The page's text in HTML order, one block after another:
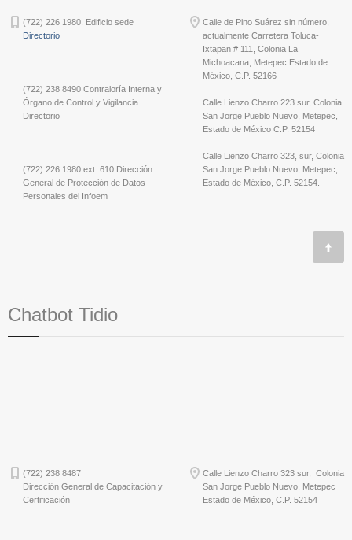
(722) 226 1980. Edificio sede
Directorio
(722) 238 8490 Contraloría Interna y
Órgano de Control y Vigilancia
Directorio
(722) 226 1980 ext. 610 Dirección
General de Protección de Datos
Personales del Infoem
Calle de Pino Suárez sin número,
actualmente Carretera Toluca-
Ixtapan # 111, Colonia La
Michoacana; Metepec Estado de
México, C.P. 52166
Calle Lienzo Charro 223 sur, Colonia
San Jorge Pueblo Nuevo, Metepec,
Estado de México C.P. 52154
Calle Lienzo Charro 323, sur, Colonia
San Jorge Pueblo Nuevo, Metepec,
Estado de México, C.P. 52154.
Chatbot Tidio
(722) 238 8487
Dirección General de Capacitación y
Certificación
Calle Lienzo Charro 323 sur, Colonia
San Jorge Pueblo Nuevo, Metepec
Estado de México, C.P. 52154